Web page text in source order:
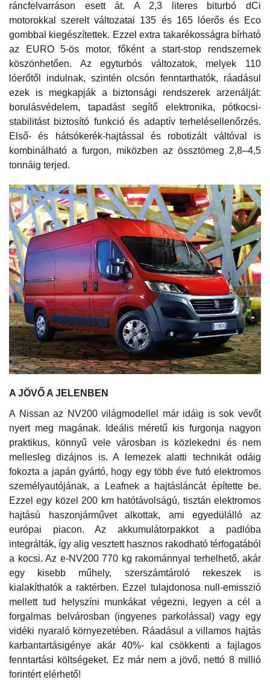
ráncfelvarráson esett át. A 2,3 literes biturbó dCi
motorokkal szerelt változatai 135 és 165 lóerős és Eco
gombbal kiegészítettek. Ezzel extra takarékosságra bírható
az EURO 5-ös motor, főként a start-stop rendszernek
köszönhetően. Az egyturbós változatok, melyek 110
lóerőtől indulnak, szintén olcsón fenntarthatók, ráadásul
ezek is megkapják a biztonsági rendszerek arzenálját:
borulásvédelem, tapadást segítő elektronika, pótkocsi-
stabilitást biztosító funkció és adaptív terhelésellenőrzés.
Első- és hátsókerék-hajtással és robotizált váltóval is
kombinálható a furgon, miközben az össztömeg 2,8–4,5
tonnáig terjed.
A JÖVŐ A JELENBEN
A Nissan az NV200 világmodellel már idáig is sok vevőt
nyert meg magának. Ideális méretű kis furgonja nagyon
praktikus, könnyű vele városban is közlekedni és nem
mellesleg dizájnos is. A lemezek alatti technikát odáig
fokozta a japán gyártó, hogy egy több éve futó elektromos
személyautójának, a Leafnek a hajtásláncát építette be.
Ezzel egy közel 200 km hatótávolságú, tisztán elektromos
hajtású haszonjárművet alkottak, ami egyedülálló az
európai piacon. Az akkumulátorpakkot a padlóba
integrálták, így alig vesztett hasznos rakodható térfogatából
a kocsi. Az e-NV200 770 kg rakománnyal terhelhető, akár
egy kisebb műhely, szerszámtároló rekeszek is
kialakíthatók a raktérben. Ezzel tulajdonosa null-emisszió
mellett tud helyszíni munkákat végezni, legyen a cél a
forgalmas belvárosban (ingyenes parkolással) vagy egy
vidéki nyaraló környezetében. Ráadásul a villamos hajtás
karbantartásigénye akár 40%- kal csökkenti a fajlagos
fenntartási költségeket. Ez már nem a jövő, nettó 8 millió
forintért elérhető!